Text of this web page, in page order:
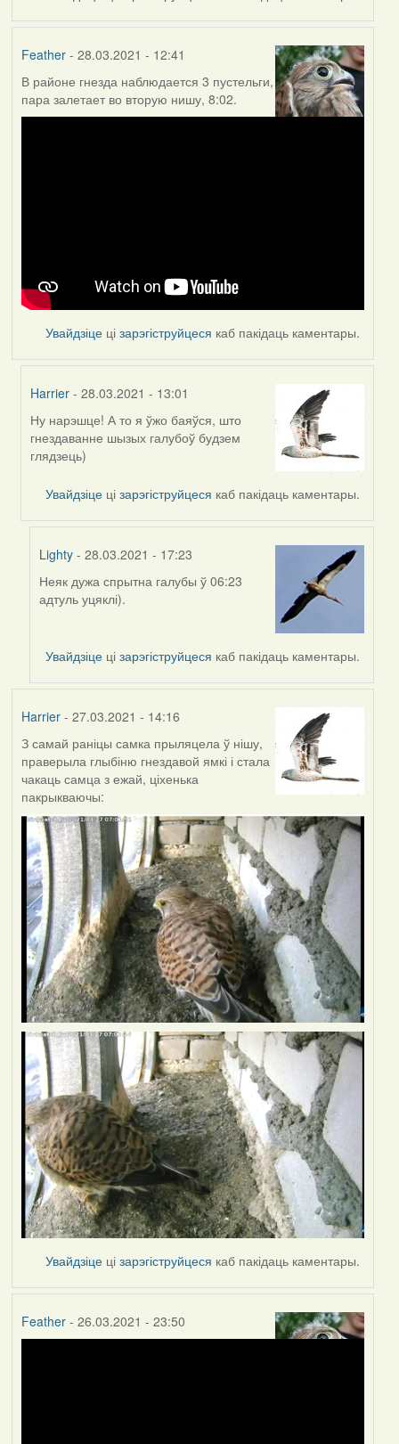
Feather- 28.03.2021 - 12:41
В районе гнезда наблюдается 3 пустельги,
пара залетает во вторую нишу, 8:02.
Увайдзіце цізарэгіструйцеся каб пакідаць каментары.
Harrier - 28.03.2021 - 13:01
In
reply
to
Feather
Ну нарэшце! А то я ўжо баяўся, што
гнездаванне шызых галубоў будзем
глядзець)
Увайдзіце цізарэгіструйцеся каб пакідаць каментары.
Lighty - 28.03.2021 - 17:23
In
reply
Harrier
Неяк дужа спрытна галубы ў 06:23
адтуль уцяклі).
Увайдзіце цізарэгіструйцеся каб пакідаць каментары.
Harrier- 27.03.2021 - 14:16
З самай раніцы самка прыляцела ў нішу,
праверыла глыбіню гнездавой ямкі і стала
чакаць самца з ежай, ціхенька
пакрыкваючы:
Увайдзіце цізарэгіструйцеся каб пакідаць каментары.
Feather- 26.03.2021 - 23:50